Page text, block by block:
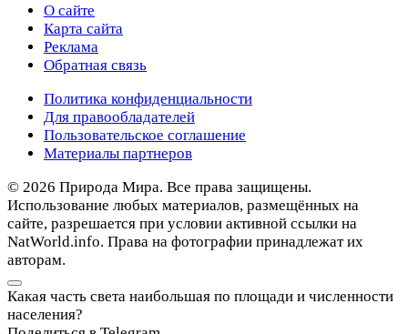
О сайте
Карта сайта
Реклама
Обратная связь
Политика конфиденциальности
Для правообладателей
Пользовательское соглашение
Материалы партнеров
© 2026 Природа Мира. Все права защищены.
Использование любых материалов, размещённых на
сайте, разрешается при условии активной ссылки на
NatWorld.info. Права на фотографии принадлежат их
авторам.
Какая часть света наибольшая по площади и численности
населения?